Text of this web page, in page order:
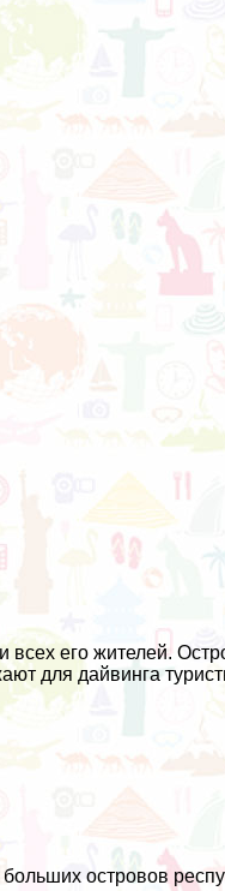
его жителей.
для дайвинга
островов